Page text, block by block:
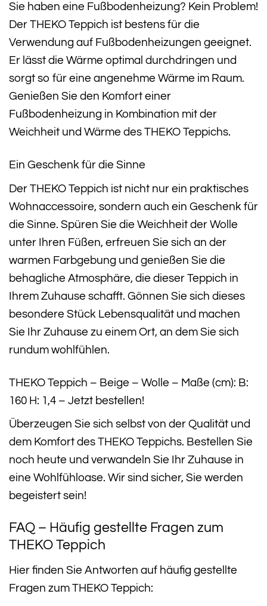
Sie haben eine Fußbodenheizung? Kein Problem!
Der THEKO Teppich ist bestens für die
Verwendung auf Fußbodenheizungen geeignet.
Er lässt die Wärme optimal durchdringen und
sorgt so für eine angenehme Wärme im Raum.
Genießen Sie den Komfort einer
Fußbodenheizung in Kombination mit der
Weichheit und Wärme des THEKO Teppichs.
Ein Geschenk für die Sinne
Der THEKO Teppich ist nicht nur ein praktisches
Wohnaccessoire, sondern auch ein Geschenk für
die Sinne. Spüren Sie die Weichheit der Wolle
unter Ihren Füßen, erfreuen Sie sich an der
warmen Farbgebung und genießen Sie die
behagliche Atmosphäre, die dieser Teppich in
Ihrem Zuhause schafft. Gönnen Sie sich dieses
besondere Stück Lebensqualität und machen
Sie Ihr Zuhause zu einem Ort, an dem Sie sich
rundum wohlfühlen.
THEKO Teppich – Beige – Wolle – Maße (cm): B:
160 H: 1,4 – Jetzt bestellen!
Überzeugen Sie sich selbst von der Qualität und
dem Komfort des THEKO Teppichs. Bestellen Sie
noch heute und verwandeln Sie Ihr Zuhause in
eine Wohlfühloase. Wir sind sicher, Sie werden
begeistert sein!
FAQ – Häufig gestellte Fragen zum
THEKO Teppich
Hier finden Sie Antworten auf häufig gestellte
Fragen zum THEKO Teppich: